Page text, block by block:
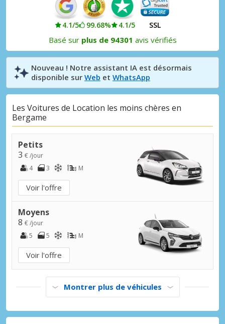
4.1/5 99.68% 4.1/5 SSL
Basé sur plus de 94301 avis vérifiés
Nouveau ! Notre assistant IA est désormais
disponible sur Web et WhatsApp
Les Voitures de Location les moins chères en
Bergame
Petits
3 € /jour
4
3 M
Voir l'offre
Moyens
8 € /jour
5
5 M
Voir l'offre
Montrer plus de véhicules